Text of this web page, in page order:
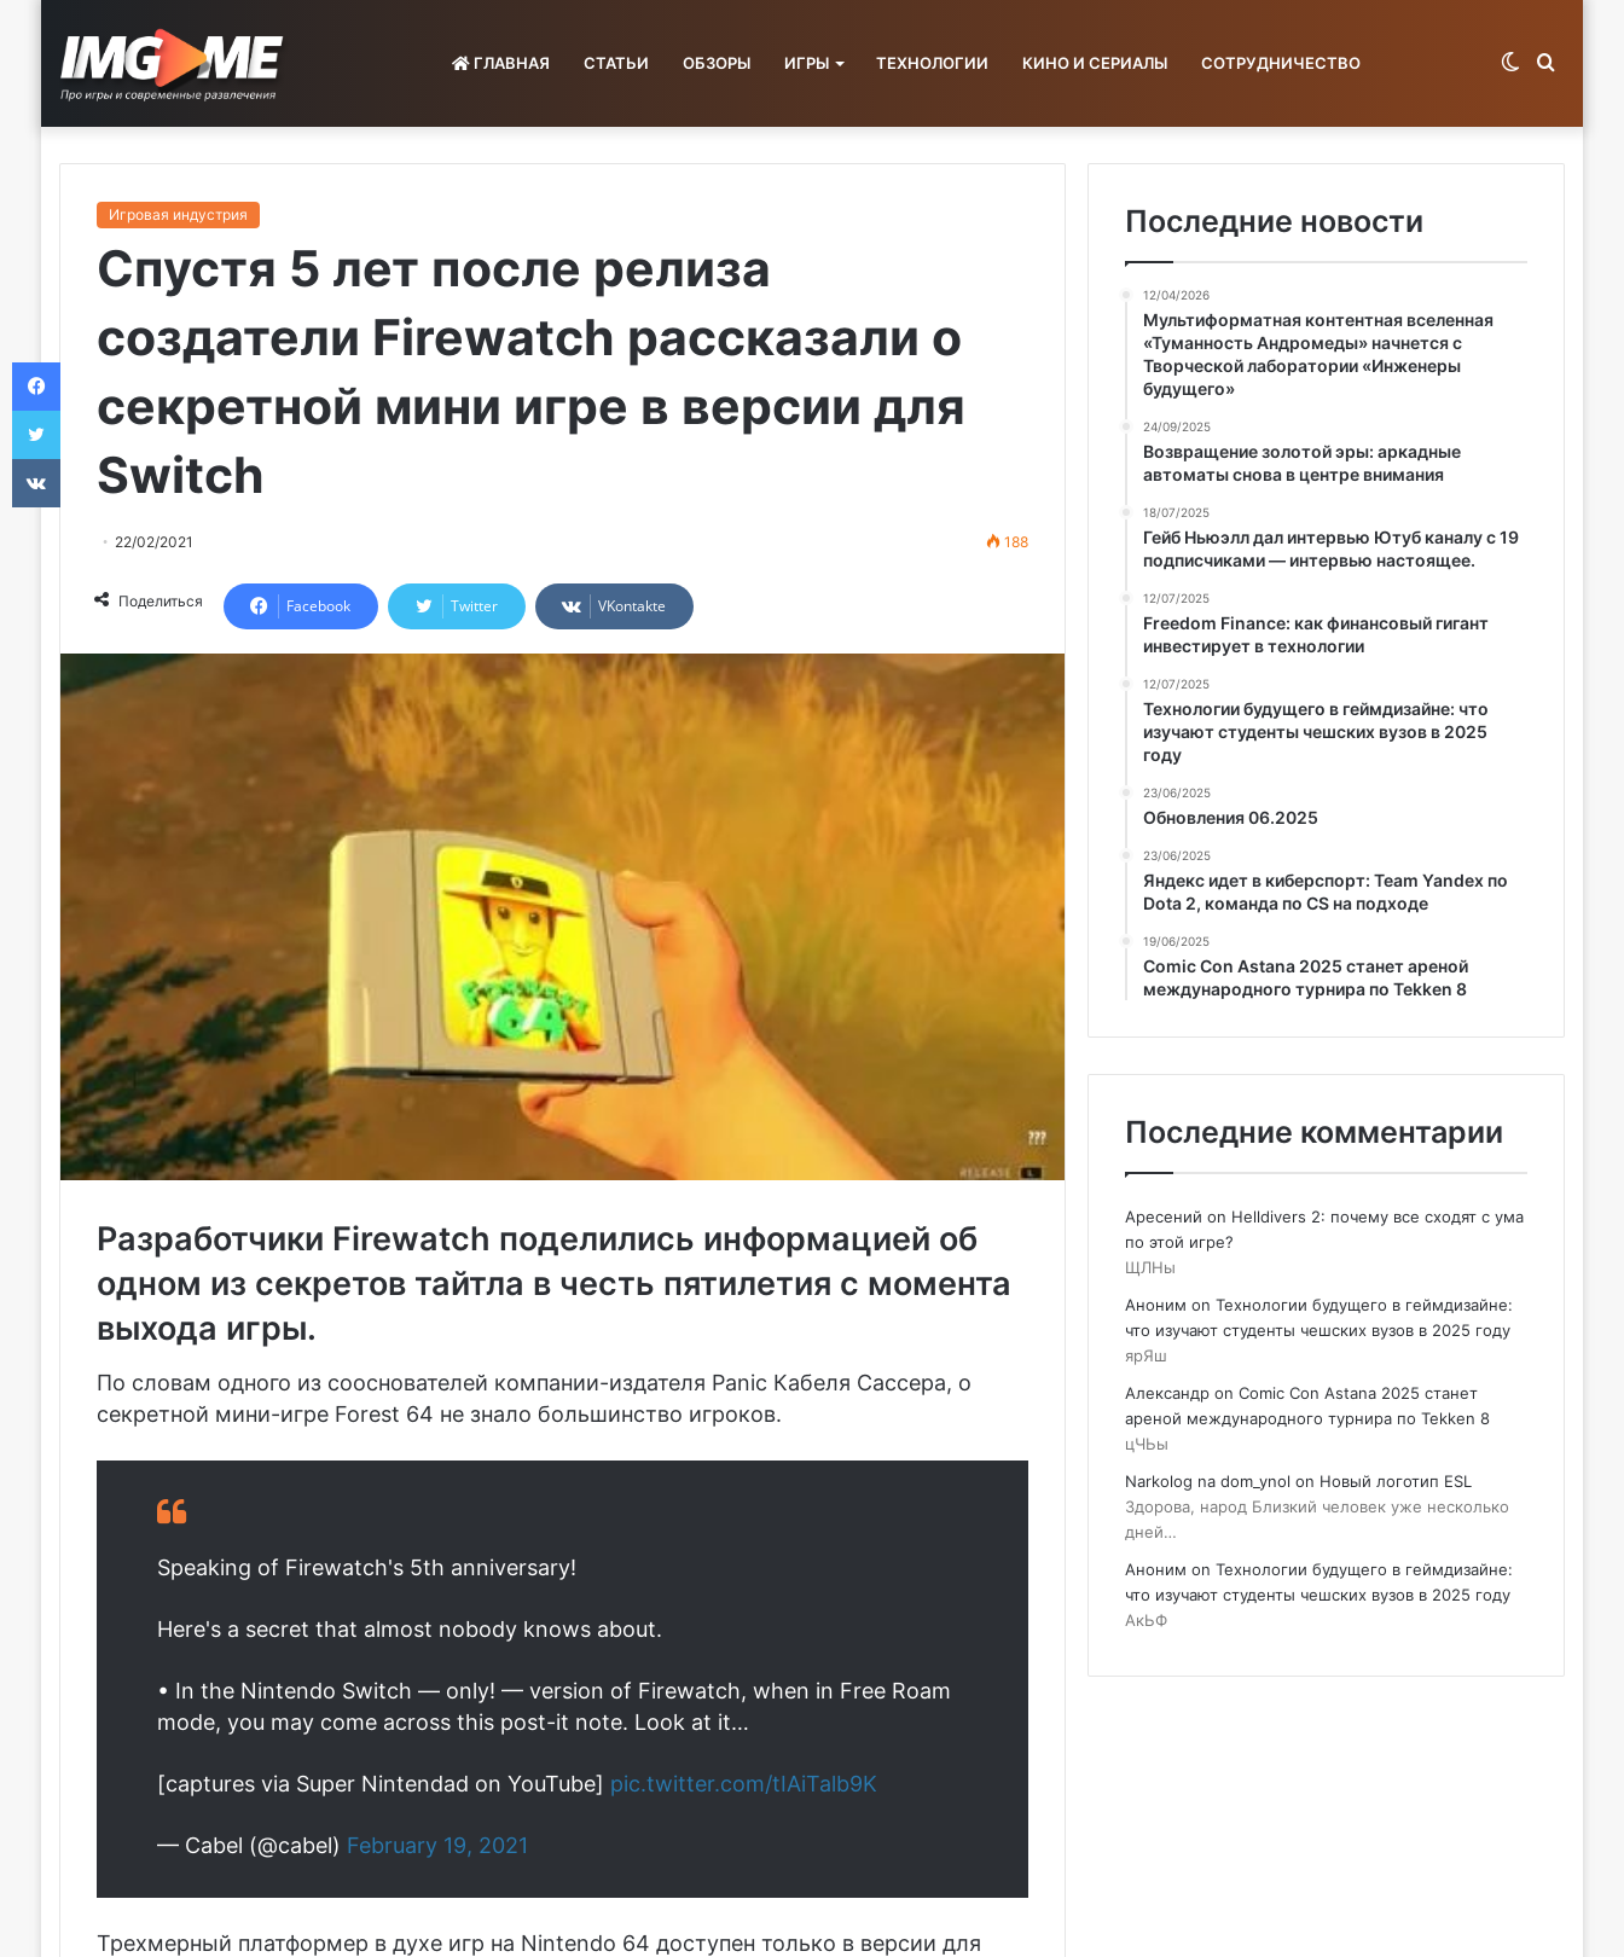
ГЛАВНАЯ СТАТЬИ ОБЗОРЫ ИГРЫ ТЕХНОЛОГИИ КИНО И СЕРИАЛЫ СОТРУДНИЧЕСТВО Switch
Игровая индустрия
Спустя 5 лет после релиза
создатели Firewatch рассказали о
секретной мини игре в версии для
Switch
22/02/2021 188
Поделиться Facebook Twitter VKontakte
Разработчики Firewatch поделились информацией об
одном из секретов тайтла в честь пятилетия с момента
выхода игры.
По словам одного из сооснователей компании-издателя Panic Кабеля Сассера, о
секретной мини-игре Forest 64 не знало большинство игроков.
Speaking of Firewatch's 5th anniversary!
Here's a secret that almost nobody knows about.
• In the Nintendo Switch — only! — version of Firewatch, when in Free Roam
mode, you may come across this post-it note. Look at it…
[captures via Super Nintendad on YouTube] pic.twitter.com/tIAiTalb9K
— Cabel (@cabel) February 19, 2021
Трехмерный платформер в духе игр на Nintendo 64 доступен только в версии для
Последние новости
12/04/2026
Мультиформатная контентная вселенная
«Туманность Андромеды» начнется с
Творческой лаборатории «Инженеры
будущего»
24/09/2025
Возвращение золотой эры: аркадные
автоматы снова в центре внимания
18/07/2025
Гейб Ньюэлл дал интервью Ютуб каналу с 19
подписчиками — интервью настоящее.
12/07/2025
Freedom Finance: как финансовый гигант
инвестирует в технологии
12/07/2025
Технологии будущего в геймдизайне: что
изучают студенты чешских вузов в 2025
году
23/06/2025
Обновления 06.2025
23/06/2025
Яндекс идет в киберспорт: Team Yandex по
Dota 2, команда по CS на подходе
19/06/2025
Comic Con Astana 2025 станет ареной
международного турнира по Tekken 8
Последние комментарии
Аресений on Helldivers 2: почему все сходят с ума
по этой игре?
ЩЛНы
Аноним on Технологии будущего в геймдизайне:
что изучают студенты чешских вузов в 2025 году
ярЯш
Александр on Comic Con Astana 2025 станет
ареной международного турнира по Tekken 8
цЧЬы
Narkolog na dom_ynol on Новый логотип ESL
Здорова, народ Близкий человек уже несколько
дней…
Аноним on Технологии будущего в геймдизайне:
что изучают студенты чешских вузов в 2025 году
АкЬФ
Facebook
Twitter
VKontakte